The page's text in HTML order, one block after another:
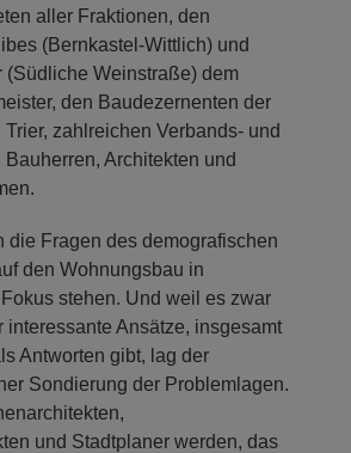
aller Fraktionen, den
(Bernkastel-Wittlich) und
Weinstraße) dem
den Baudezernenten der
zahlreichen Verbands- und
Architekten und
die Fragen des demografischen
den Wohnungsbau in
stehen. Und weil es zwar
interessante Ansätze, insgesamt
Antworten gibt, lag der
Sondierung der Problemlagen.
und Stadtplaner werden, das